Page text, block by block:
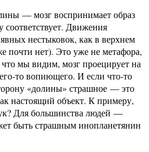
— мозг воспринимает образ
соответствует. Движения
нестыковок, как в верхнем
почти нет). Это уже не метафора,
мы видим, мозг проецирует на
то вопиющего. И если что-то
«долины» страшное — это
настоящий объект. К примеру,
Для большинства людей —
быть страшным инопланетянин